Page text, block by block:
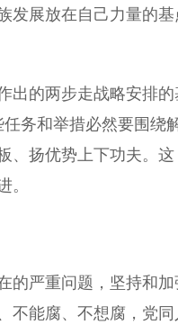
发展放在自己力量的基
的两步走战略安排的
务和举措必然要围绕
、扬优势上下功夫。这
。
严重问题，坚持和加
不能腐、不想腐，党同